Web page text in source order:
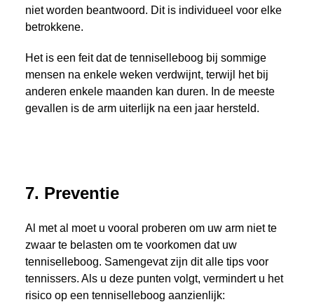
niet worden beantwoord. Dit is individueel voor elke
betrokkene.
Het is een feit dat de tenniselleboog bij sommige
mensen na enkele weken verdwijnt, terwijl het bij
anderen enkele maanden kan duren. In de meeste
gevallen is de arm uiterlijk na een jaar hersteld.
7. Preventie
Al met al moet u vooral proberen om uw arm niet te
zwaar te belasten om te voorkomen dat uw
tenniselleboog. Samengevat zijn dit alle tips voor
tennissers. Als u deze punten volgt, vermindert u het
risico op een tenniselleboog aanzienlijk: